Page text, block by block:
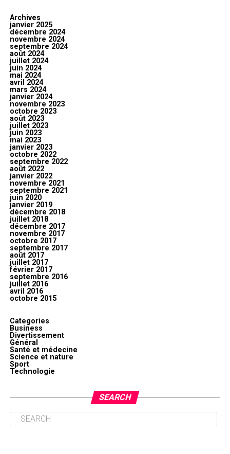
Archives
janvier 2025
décembre 2024
novembre 2024
septembre 2024
août 2024
juillet 2024
juin 2024
mai 2024
avril 2024
mars 2024
janvier 2024
novembre 2023
octobre 2023
août 2023
juillet 2023
juin 2023
mai 2023
janvier 2023
octobre 2022
septembre 2022
août 2022
janvier 2022
novembre 2021
septembre 2021
juin 2020
janvier 2019
décembre 2018
juillet 2018
décembre 2017
novembre 2017
octobre 2017
septembre 2017
août 2017
juillet 2017
février 2017
septembre 2016
juillet 2016
avril 2016
octobre 2015
Categories
Business
Divertissement
Général
Santé et médecine
Science et nature
Sport
Technologie
SEARCH